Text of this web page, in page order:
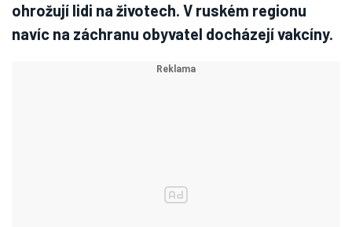
ohrožují lidi na životech. V ruském regionu
navíc na záchranu obyvatel docházejí vakcíny.